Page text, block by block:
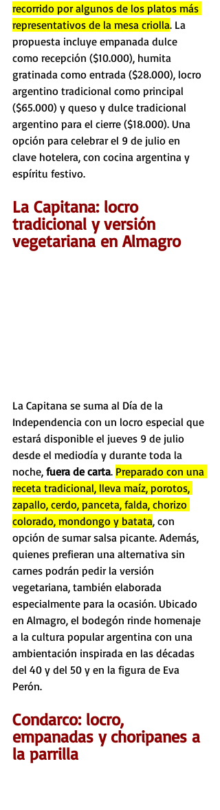
recorrido por algunos de los platos más
representativos de la mesa criolla. La
propuesta incluye empanada dulce
como recepción ($10.000), humita
gratinada como entrada ($28.000), locro
argentino tradicional como principal
($65.000) y queso y dulce tradicional
argentino para el cierre ($18.000). Una
opción para celebrar el 9 de julio en
clave hotelera, con cocina argentina y
espíritu festivo.
La Capitana: locro
tradicional y versión
vegetariana en Almagro
La Capitana se suma al Día de la
Independencia con un locro especial que
estará disponible el jueves 9 de julio
desde el mediodía y durante toda la
noche, fuera de carta. Preparado con una
receta tradicional, lleva maíz, porotos,
zapallo, cerdo, panceta, falda, chorizo
colorado, mondongo y batata, con
opción de sumar salsa picante. Además,
quienes prefieran una alternativa sin
carnes podrán pedir la versión
vegetariana, también elaborada
especialmente para la ocasión. Ubicado
en Almagro, el bodegón rinde homenaje
a la cultura popular argentina con una
ambientación inspirada en las décadas
del 40 y del 50 y en la figura de Eva
Perón.
Condarco: locro,
empanadas y choripanes a
la parrilla